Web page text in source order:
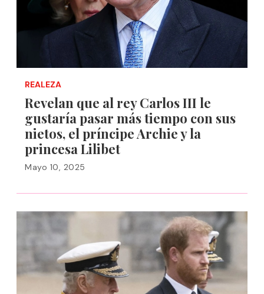
REALEZA
Revelan que al rey Carlos III le
gustaría pasar más tiempo con sus
nietos, el príncipe Archie y la
princesa Lilibet
Mayo 10, 2025